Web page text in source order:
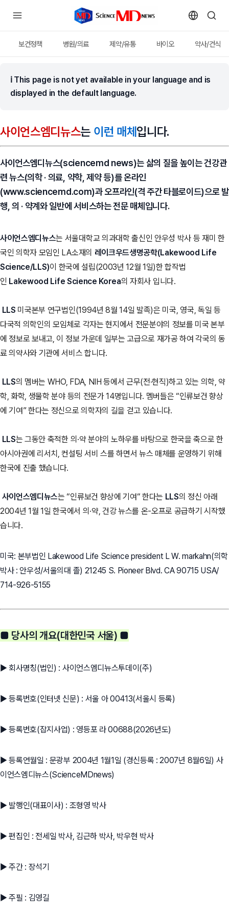
보건정책 병원/의료 제약/유통 바이오 약사/건식
ℹ This page is not yet available in your language and is
displayed in the default language.
사이언스엠디뉴스는 이런 매체 입니다.
사이언스엠디뉴스(sciencemd news)는 삶의 질을 높이는 건강관
련 뉴스(의학 · 의료, 약학, 제약 등)를 온라인
(www.sciencemd.com)과 오프라인(격 주간 타블로이드)으로 발
행, 의 · 약계와 일반에 서비스하는 전문 매체입니다.
사이언스엠디뉴스는 서울대학교 의과대학 출신인 안우성 박사 등 재미 한
국인 의학자 모임인 LA소재의 레이크우드생명공학(Lakewood Life
Science/LLS)이 한국에 설립(2003년 12월 1일)한 합작법
인 Lakewood Life Science Korea의 자회사 입니다.
LLS 미국본부 연구법인(1994년 8월 14일 발족)은 미국, 영국, 독일 등
다국적 의학인의 모임체로 각자는 현지에서 전문분야의 정보를 미국 본부
에 정보로 보내고, 이 정보 가운데 일부는 고급으로 재가공 하여 각국의 동
료 의약사와 기관에 서비스 합니다.
LLS의 멤버는 WHO, FDA, NIH 등에서 근무(전·현직)하고 있는 의학, 약
학, 화학, 생물학 분야 등의 전문가 14명입니다. 멤버들은 “인류보건 향상
에 기여” 한다는 정신으로 의학자의 길을 걷고 있습니다.
LLS는 그동안 축적한 의·약 분야의 노하우를 바탕으로 한국을 축으로 한
아시아권에 리서치, 컨설팅 서비 스를 하면서 뉴스 매체를 운영하기 위해
한국에 진출 했습니다.
사이언스엠디뉴스는 “인류보건 향상에 기여“ 한다는 LLS의 정신 아래
2004년 1월 1일 한국에서 의·약, 건강 뉴스를 온-오프로 공급하기 시작했
습니다.
미국: 본부법인 Lakewood Life Science president L W. markahn(의학
박사 : 안우성/서울의대 졸) 21245 S. Pioneer Blvd. CA 90715 USA/
714-926-5155
■ 당사의 개요(대한민국 서울) ■
▶ 회사명칭(법인) : 사이언스엠디뉴스투데이(주)
▶ 등록번호(인터넷 신문) : 서울 아 00413(서울시 등록)
▶ 등록번호(잡지사업) : 영등포 라 00688(2026년도)
▶ 등록연월일 : 문광부 2004년 1월1일 (경신등록 : 2007년 8월6일) 사
이언스엠디뉴스(ScienceMDnews)
▶ 발행인(대표이사) : 조형영 박사
▶ 편집인 : 전세일 박사, 김근하 박사, 박우현 박사
▶ 주간 : 장석기
▶ 주필 : 김영길